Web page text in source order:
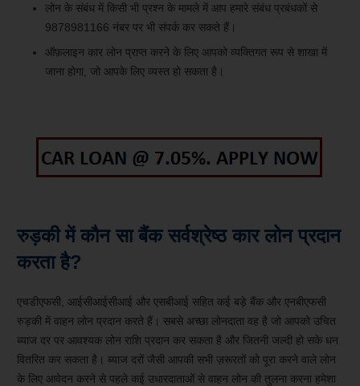
लोन के संबंध में किसी भी प्रश्न के मामले में आप हमारे संबंध प्रबंधकों से
9878981166 नंबर पर भी संपर्क कर सकते हैं।
ऑफ़लाइन कार लोन प्राप्त करने के लिए आपको व्यक्तिगत रूप से शाखा में
जाना होगा, जो आपके लिए व्यस्त हो सकता है।
रुड़की में कौन सा बैंक सर्वश्रेष्ठ कार लोन प्रदान
करता है?
एचडीएफसी, आईसीआईसीआई और एसबीआई सहित कई बड़े बैंक और एनबीएफसी
रुड़की में वाहन लोन प्रदान करते हैं। सबसे अच्छा लोनदाता वह है जो आपको उचित
ब्याज दर पर आवश्यक लोन राशि प्रदान कर सकता है और जितनी जल्दी हो सके धन
वितरित कर सकता है। ब्याज दरों जैसी आपकी सभी ज़रूरतों को पूरा करने वाले लोन
के लिए आवेदन करने से पहले कई उधारदाताओं से वाहन लोन की तुलना करना हमेशा